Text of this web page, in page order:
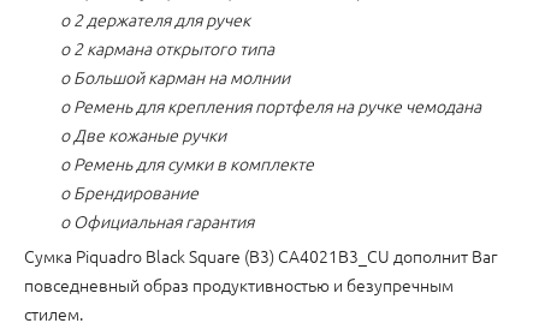
o 2 держателя для ручек
o 2 кармана открытого типа
o Большой карман на молнии
o Ремень для крепления портфеля на ручке чемодана
o Две кожаные ручки
o Ремень для сумки в комплекте
o Брендирование
o Официальная гарантия
Cумка Piquadro Black Square (B3) CA4021B3_CU дополнит Ваг
повседневный образ продуктивностью и безупречным
стилем.